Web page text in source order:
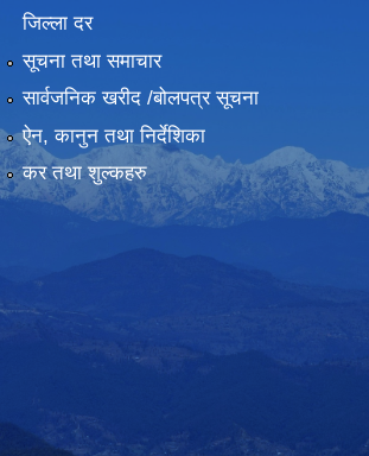
जिल्ला दर
सूचना तथा समाचार
सार्वजनिक खरीद /बोलपत्र सूचना
ऐन, कानुन तथा निर्देशिका
कर तथा शुल्कहरु